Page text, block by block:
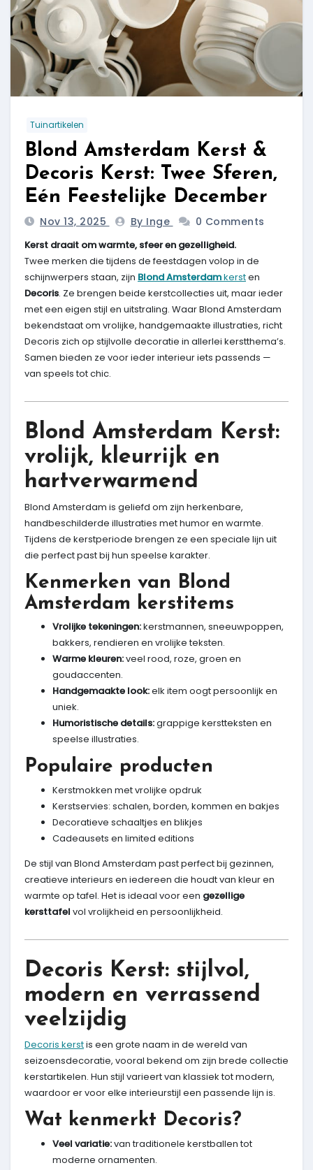
Tuinartikelen
Blond Amsterdam Kerst &
Decoris Kerst: Twee Sferen,
Eén Feestelijke December
Nov 13, 2025 By Inge 0 Comments
Kerst draait om warmte, sfeer en gezelligheid.
Twee merken die tijdens de feestdagen volop in de
schijnwerpers staan, zijn Blond Amsterdamkersten
Decoris. Ze brengen beide kerstcollecties uit, maar ieder
met een eigen stijl en uitstraling. Waar Blond Amsterdam
bekendstaat om vrolijke, handgemaakte illustraties, richt
Decoris zich op stijlvolle decoratie in allerlei kerstthema’s.
Samen bieden ze voor ieder interieur iets passends —
van speels tot chic.
Blond Amsterdam Kerst:
vrolijk, kleurrijk en
hartverwarmend
Blond Amsterdam is geliefd om zijn herkenbare,
handbeschilderde illustraties met humor en warmte.
Tijdens de kerstperiode brengen ze een speciale lijn uit
die perfect past bij hun speelse karakter.
Kenmerken van Blond
Amsterdam kerstitems
Vrolijke tekeningen:kerstmannen, sneeuwpoppen,
bakkers, rendieren en vrolijke teksten.
Warme kleuren:veel rood, roze, groen en
goudaccenten.
Handgemaakte look:elk item oogt persoonlijk en
uniek.
Humoristische details:grappige kerstteksten en
speelse illustraties.
Populaire producten
Kerstmokken met vrolijke opdruk
Kerstservies: schalen, borden, kommen en bakjes
Decoratieve schaaltjes en blikjes
Cadeausets en limited editions
De stijl van Blond Amsterdam past perfect bij gezinnen,
creatieve interieurs en iedereen die houdt van kleur en
warmte op tafel. Het is ideaal voor een gezellige
kersttafel vol vrolijkheid en persoonlijkheid.
Decoris Kerst: stijlvol,
modern en verrassend
veelzijdig
Decoris kerstis een grote naam in de wereld van
seizoensdecoratie, vooral bekend om zijn brede collectie
kerstartikelen. Hun stijl varieert van klassiek tot modern,
waardoor er voor elke interieurstijl een passende lijn is.
Wat kenmerkt Decoris?
Veel variatie:van traditionele kerstballen tot
moderne ornamenten.